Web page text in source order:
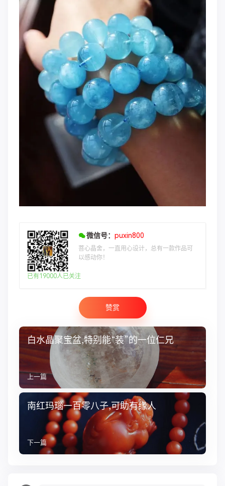
微信号： puxin800
菩心晶舍，一直用心设计，总有一款作品可
以感动你！
已有19000人已关注
赞赏
白水晶聚宝盆,特别能“装”的一位仁兄
上一篇
南红玛瑙一百零八子,可助有缘人
下一篇